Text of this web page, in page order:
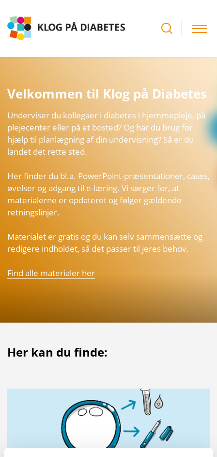
Velkommen til Klog på Diabetes
Underviser du kollegaer i diabetes i hjemmepleje, på
plejecenter eller på et bosted? Og har du brug for
hjælp til planlægning af din undervisning? Så er du
landet det rette sted.
Her finder du bl.a. PowerPoint-præsentationer, cases,
øvelser og adgang til e-læring. Vi sørger for, at
materialerne er opdateret og følger gældende
retningslinjer.
Materialet er gratis og du kan selv sammensætte og
redigere indholdet, så det passer til jeres behov.
Find alle materialer her
Her kan du finde: